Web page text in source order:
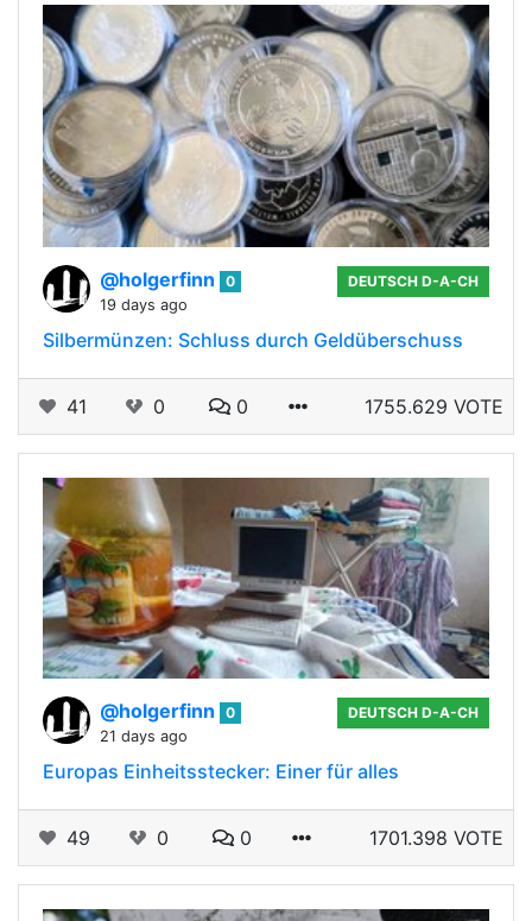
@holgerfinn
0
19 days ago
DEUTSCH D-A-CH
Silbermünzen: Schluss durch Geldüberschuss
41 0 0 1755.629 VOTE
@holgerfinn
0
21 days ago
DEUTSCH D-A-CH
Europas Einheitsstecker: Einer für alles
49 0 0 1701.398 VOTE